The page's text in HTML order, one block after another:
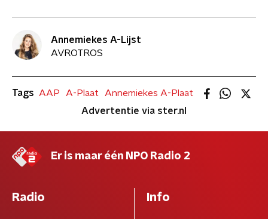
Annemiekes A-Lijst
AVROTROS
Tags AAP A-Plaat
Annemiekes A-Plaat
Advertentie via ster.nl
Er is maar één NPO Radio 2
Radio Info